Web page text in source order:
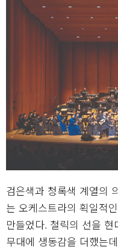
검은색과 청록색 계열의
는 오케스트라의 획일적
만들었다. 철릭의 선을
무대에 생동감을 더했는